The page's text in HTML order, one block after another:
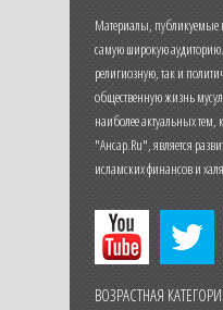
Материалы, публикуемые
самую широкую аудиторию.
религиозную, так и
общественную жизнь
наиболее актуальных тем,
"Ансар.Ru", является
исламских финансов и
ВОЗРАСТНАЯ